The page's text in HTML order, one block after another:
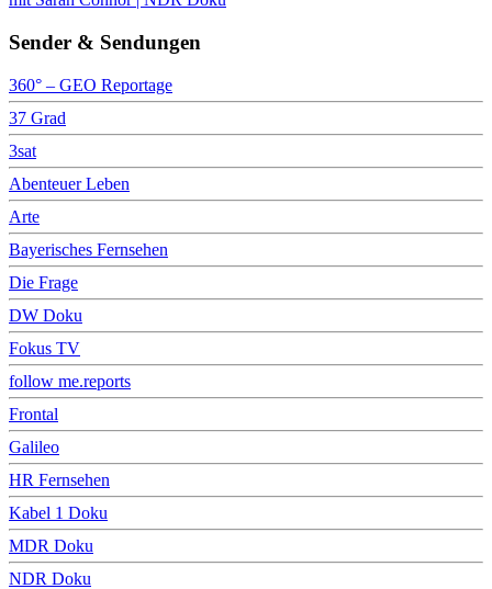
Sender & Sendungen
360° – GEO Reportage
37 Grad
3sat
Abenteuer Leben
Arte
Bayerisches Fernsehen
Die Frage
DW Doku
Fokus TV
follow me.reports
Frontal
Galileo
HR Fernsehen
Kabel 1 Doku
MDR Doku
NDR Doku